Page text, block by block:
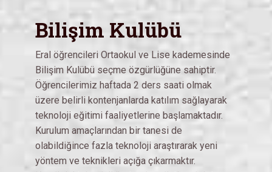
Bilişim Kulübü
Eral öğrencileri Ortaokul ve Lise kademesinde
Bilişim Kulübü seçme özgürlüğüne sahiptir.
Öğrencilerimiz haftada 2 ders saati olmak
üzere belirli kontenjanlarda katılım sağlayarak
teknoloji eğitimi faaliyetlerine başlamaktadır.
Kurulum amaçlarından bir tanesi de
olabildiğince fazla teknoloji araştırarak yeni
yöntem ve teknikleri açığa çıkarmaktır.